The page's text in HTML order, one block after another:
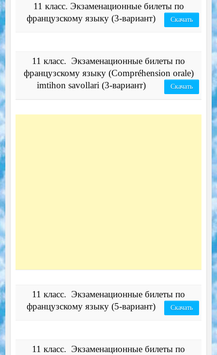
11 класс. Экзаменационные билеты по
французскому языку (3-вариант)
Скачать
11 класс. Экзаменационные билеты по
французскому языку (Compréhension orale)
imtihon savollari (3-вариант)
Скачать
11 класс. Экзаменационные билеты по
французскому языку (5-вариант)
Скачать
11 класс. Экзаменационные билеты по